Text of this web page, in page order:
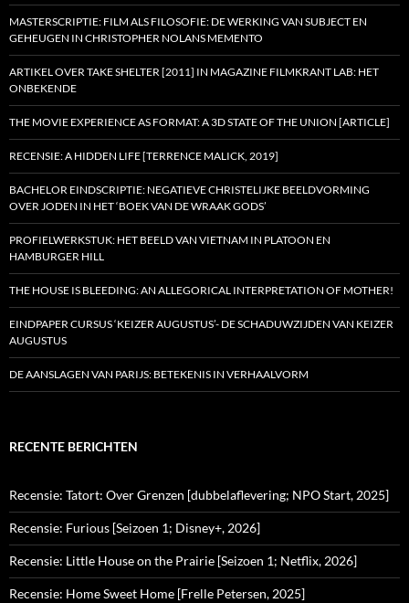
MASTERSCRIPTIE: FILM ALS FILOSOFIE: DE WERKING VAN SUBJECT EN
GEHEUGEN IN CHRISTOPHER NOLANS MEMENTO
ARTIKEL OVER TAKE SHELTER [2011] IN MAGAZINE FILMKRANT LAB: HET
ONBEKENDE
THE MOVIE EXPERIENCE AS FORMAT: A 3D STATE OF THE UNION [ARTICLE]
RECENSIE: A HIDDEN LIFE [TERRENCE MALICK, 2019]
BACHELOR EINDSCRIPTIE: NEGATIEVE CHRISTELIJKE BEELDVORMING
OVER JODEN IN HET ‘BOEK VAN DE WRAAK GODS’
PROFIELWERKSTUK: HET BEELD VAN VIETNAM IN PLATOON EN
HAMBURGER HILL
THE HOUSE IS BLEEDING: AN ALLEGORICAL INTERPRETATION OF MOTHER!
EINDPAPER CURSUS ‘KEIZER AUGUSTUS’- DE SCHADUWZIJDEN VAN KEIZER
AUGUSTUS
DE AANSLAGEN VAN PARIJS: BETEKENIS IN VERHAALVORM
RECENTE BERICHTEN
Recensie: Tatort: Over Grenzen [dubbelaflevering; NPO Start, 2025]
Recensie: Furious [Seizoen 1; Disney+, 2026]
Recensie: Little House on the Prairie [Seizoen 1; Netflix, 2026]
Recensie: Home Sweet Home [Frelle Petersen, 2025]